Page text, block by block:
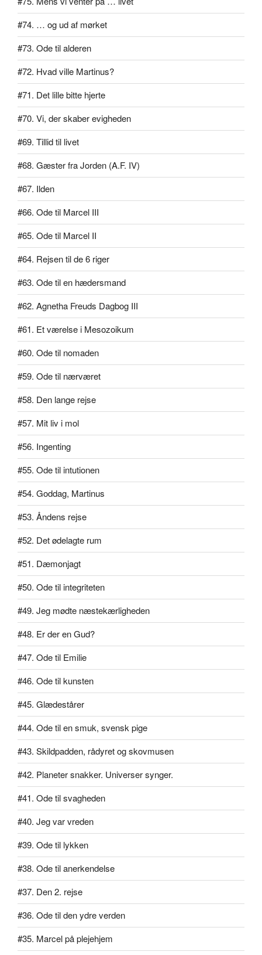
#74. … og ud af mørket
#73. Ode til alderen
#72. Hvad ville Martinus?
#71. Det lille bitte hjerte
#70. Vi, der skaber evigheden
#69. Tillid til livet
#68. Gæster fra Jorden (A.F. IV)
#67. Ilden
#66. Ode til Marcel III
#65. Ode til Marcel II
#64. Rejsen til de 6 riger
#63. Ode til en hædersmand
#62. Agnetha Freuds Dagbog III
#61. Et værelse i Mesozoikum
#60. Ode til nomaden
#59. Ode til nærværet
#58. Den lange rejse
#57. Mit liv i mol
#56. Ingenting
#55. Ode til intutionen
#54. Goddag, Martinus
#53. Åndens rejse
#52. Det ødelagte rum
#51. Dæmonjagt
#50. Ode til integriteten
#49. Jeg mødte næstekærligheden
#48. Er der en Gud?
#47. Ode til Emilie
#46. Ode til kunsten
#45. Glædestårer
#44. Ode til en smuk, svensk pige
#43. Skildpadden, rådyret og skovmusen
#42. Planeter snakker. Universer synger.
#41. Ode til svagheden
#40. Jeg var vreden
#39. Ode til lykken
#38. Ode til anerkendelse
#37. Den 2. rejse
#36. Ode til den ydre verden
#35. Marcel på plejehjem